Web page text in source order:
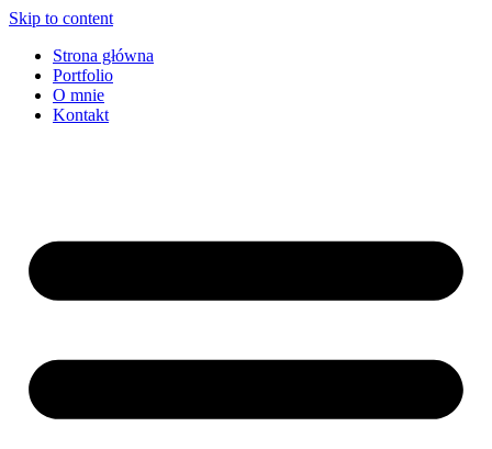
Skip to content
Strona główna
Portfolio
O mnie
Kontakt